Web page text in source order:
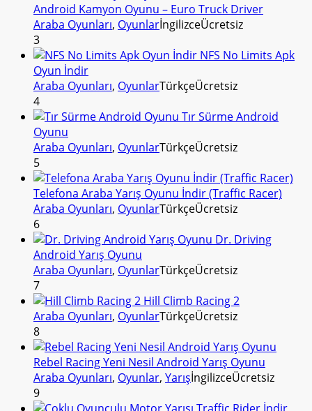
Android Kamyon Oyunu – Euro Truck Driver
Araba Oyunları, OyunlarİngilizceÜcretsiz
3
NFS No Limits Apk
Oyun İndir
Araba Oyunları, OyunlarTürkçeÜcretsiz
4
Tır Sürme Android
Oyunu
Araba Oyunları, OyunlarTürkçeÜcretsiz
5
Telefona Araba Yarış Oyunu İndir (Traffic Racer)
Araba Oyunları, OyunlarTürkçeÜcretsiz
6
Dr. Driving
Android Yarış Oyunu
Araba Oyunları, OyunlarTürkçeÜcretsiz
7
Hill Climb Racing 2
Araba Oyunları, OyunlarTürkçeÜcretsiz
8
Rebel Racing Yeni Nesil Android Yarış Oyunu
Araba Oyunları, Oyunlar, YarışİngilizceÜcretsiz
9